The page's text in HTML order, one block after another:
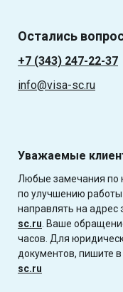
Остались
+7 (343) 247-22-37
info@visa-sc.ru
Уважаемые
Любые замечания по
по улучшению
направлять на адрес
sc.ru. Ваше
часов. Для
документов, пишите
sc.ru